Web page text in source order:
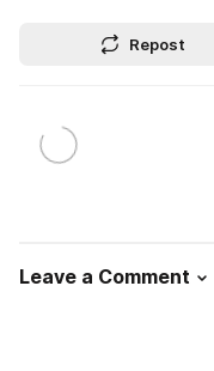
Repost
Leave a Comment